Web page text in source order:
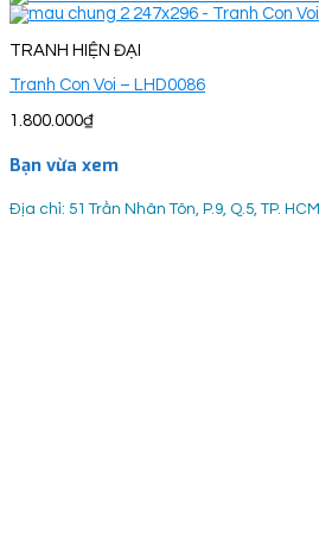
TRANH HIỆN ĐẠI
Tranh Con Voi – LHD0086
1.800.000₫
Bạn vừa xem
Địa chỉ: 51 Trần Nhân Tôn, P.9, Q.5, TP. HCM